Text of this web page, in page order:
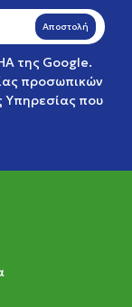
Αποστολή
της Google.
προσωπικών
Υπηρεσίας που